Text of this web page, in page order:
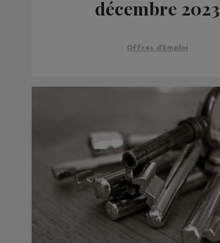
décembre 2023
Offres d'Emploi